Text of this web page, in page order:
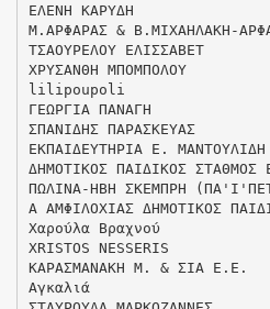
ΕΛΕΝΗ ΚΑΡΥΔΗ
Μ.ΑΡΦΑΡΑΣ & Β.ΜΙΧΑΗΛΑΚΗ-
ΤΣΑΟΥΡΕΛΟΥ ΕΛΙΣΣΑΒΕΤ
ΧΡΥΣΑΝΘΗ ΜΠΟΜΠΟΛΟΥ
lilipoupoli
ΓΕΩΡΓΙΑ ΠΑΝΑΓΗ
ΣΠΑΝΙΔΗΣ ΠΑΡΑΣΚΕΥΑΣ
ΕΚΠΑΙΔΕΥΤΗΡΙΑ Ε.
ΔΗΜΟΤΙΚΟΣ ΠΑΙΔΙΚΟΣ ΣΤΑΘΜΟΣ
ΠΩΛΙΝΑ-ΗΒΗ ΣΚΕΜΠΡΗ
Α ΑΜΦΙΛΟΧΙΑΣ ΔΗΜΟΤΙΚΟΣ
Χαρούλα Βραχνού
XRISTOS NESSERIS
ΚΑΡΑΣΜΑΝΑΚΗ Μ. & ΣΙΑ Ε.Ε.
Αγκαλιά